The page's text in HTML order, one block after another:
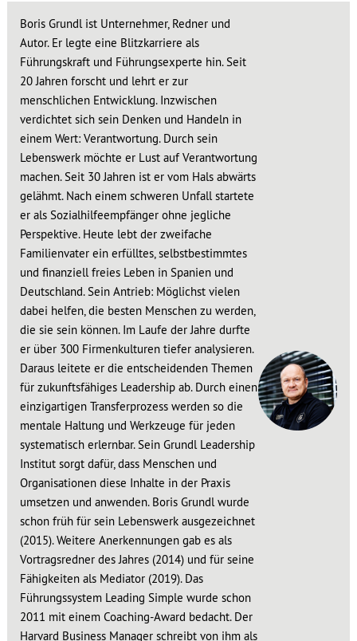
Boris Grundl ist Unternehmer, Redner und
Autor. Er legte eine Blitzkarriere als
Führungskraft und Führungsexperte hin. Seit
20 Jahren forscht und lehrt er zur
menschlichen Entwicklung. Inzwischen
verdichtet sich sein Denken und Handeln in
einem Wert: Verantwortung. Durch sein
Lebenswerk möchte er Lust auf Verantwortung
machen. Seit 30 Jahren ist er vom Hals abwärts
gelähmt. Nach einem schweren Unfall startete
er als Sozialhilfeempfänger ohne jegliche
Perspektive. Heute lebt der zweifache
Familienvater ein erfülltes, selbstbestimmtes
und finanziell freies Leben in Spanien und
Deutschland. Sein Antrieb: Möglichst vielen
dabei helfen, die besten Menschen zu werden,
die sie sein können. Im Laufe der Jahre durfte
er über 300 Firmenkulturen tiefer analysieren.
Daraus leitete er die entscheidenden Themen
für zukunftsfähiges Leadership ab. Durch einen
einzigartigen Transferprozess werden so die
mentale Haltung und Werkzeuge für jeden
systematisch erlernbar. Sein Grundl Leadership
Institut sorgt dafür, dass Menschen und
Organisationen diese Inhalte in der Praxis
umsetzen und anwenden. Boris Grundl wurde
schon früh für sein Lebenswerk ausgezeichnet
(2015). Weitere Anerkennungen gab es als
Vortragsredner des Jahres (2014) und für seine
Fähigkeiten als Mediator (2019). Das
Führungssystem Leading Simple wurde schon
2011 mit einem Coaching-Award bedacht. Der
Harvard Business Manager schreibt von ihm als